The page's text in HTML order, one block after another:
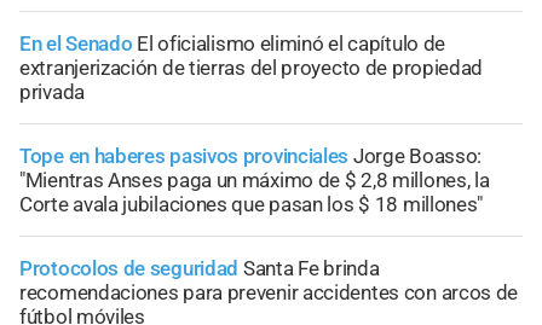
En el Senado El oficialismo eliminó el capítulo de
extranjerización de tierras del proyecto de propiedad
privada
Tope en haberes pasivos provinciales Jorge Boasso:
"Mientras Anses paga un máximo de $ 2,8 millones, la
Corte avala jubilaciones que pasan los $ 18 millones"
Protocolos de seguridad Santa Fe brinda
recomendaciones para prevenir accidentes con arcos de
fútbol móviles